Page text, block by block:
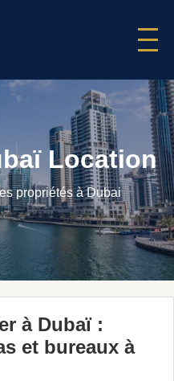
Location
propriétés à Dubai
à Dubaï :
et bureaux à